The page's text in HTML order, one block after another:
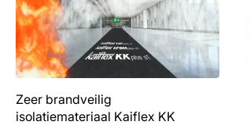
Zeer brandveilig
isolatiemateriaal Kaiflex KK